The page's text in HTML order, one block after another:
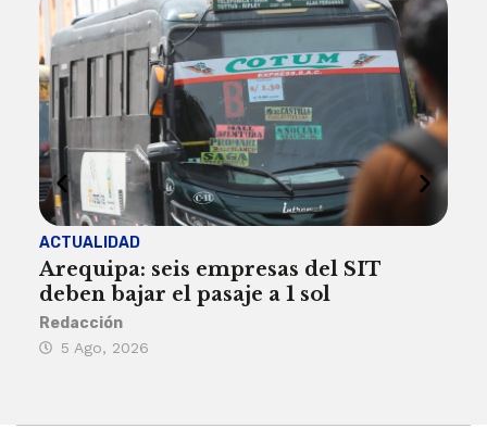
ACTUALIDAD
Arequipa: seis empresas del SIT
deben bajar el pasaje a 1 sol
Redacción
5 Ago, 2026